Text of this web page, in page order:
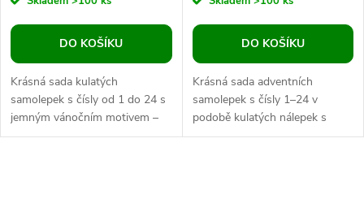
DO KOŠÍKU
Krásná sada kulatých
samolepek s čísly od 1 do 24 s
jemným vánočním motivem –
ideální k dozdobení adventních
DO KOŠÍKU
Krásná sada adventních
samolepek s čísly 1–24 v
podobě kulatých nálepek s
jemným vánočním motivem.